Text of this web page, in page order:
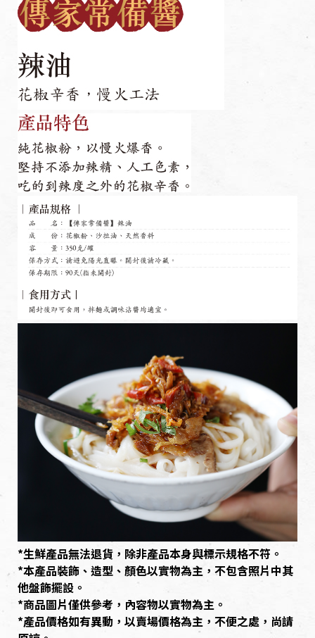
*生鮮產品無法退貨，除非產品本身與標示規格不符。
*本產品裝飾、造型、顏色以實物為主，不包含照片中其
他盤飾擺設。
*商品圖片僅供參考，內容物以實物為主。
*產品價格如有異動，以賣場價格為主，不便之處，尚請